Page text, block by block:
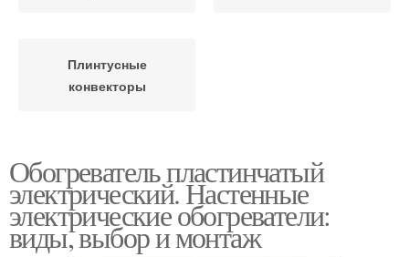
Плинтусные
конвекторы
Обогреватель пластинчатый
электрический. Настенные
электрические обогреватели:
виды, выбор и монтаж